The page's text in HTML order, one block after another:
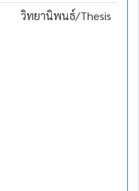
วิทยานิพนธ์/Thesis